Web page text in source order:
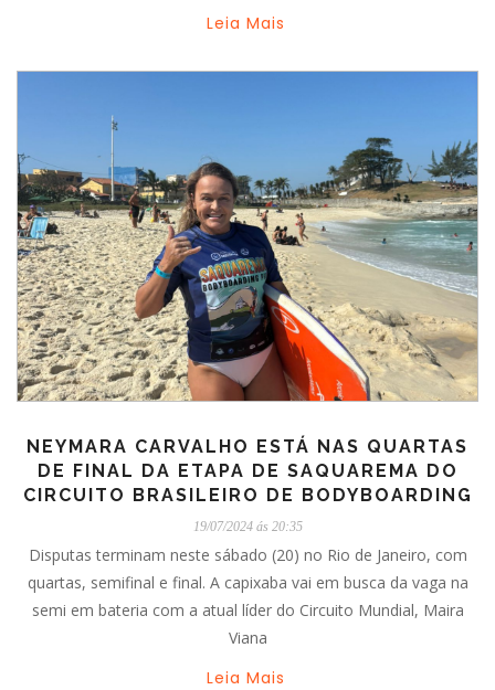
Leia Mais
NEYMARA CARVALHO ESTÁ NAS QUARTAS
DE FINAL DA ETAPA DE SAQUAREMA DO
CIRCUITO BRASILEIRO DE BODYBOARDING
19/07/2024 ás 20:35
Disputas terminam neste sábado (20) no Rio de Janeiro, com
quartas, semifinal e final. A capixaba vai em busca da vaga na
semi em bateria com a atual líder do Circuito Mundial, Maira
Viana
Leia Mais